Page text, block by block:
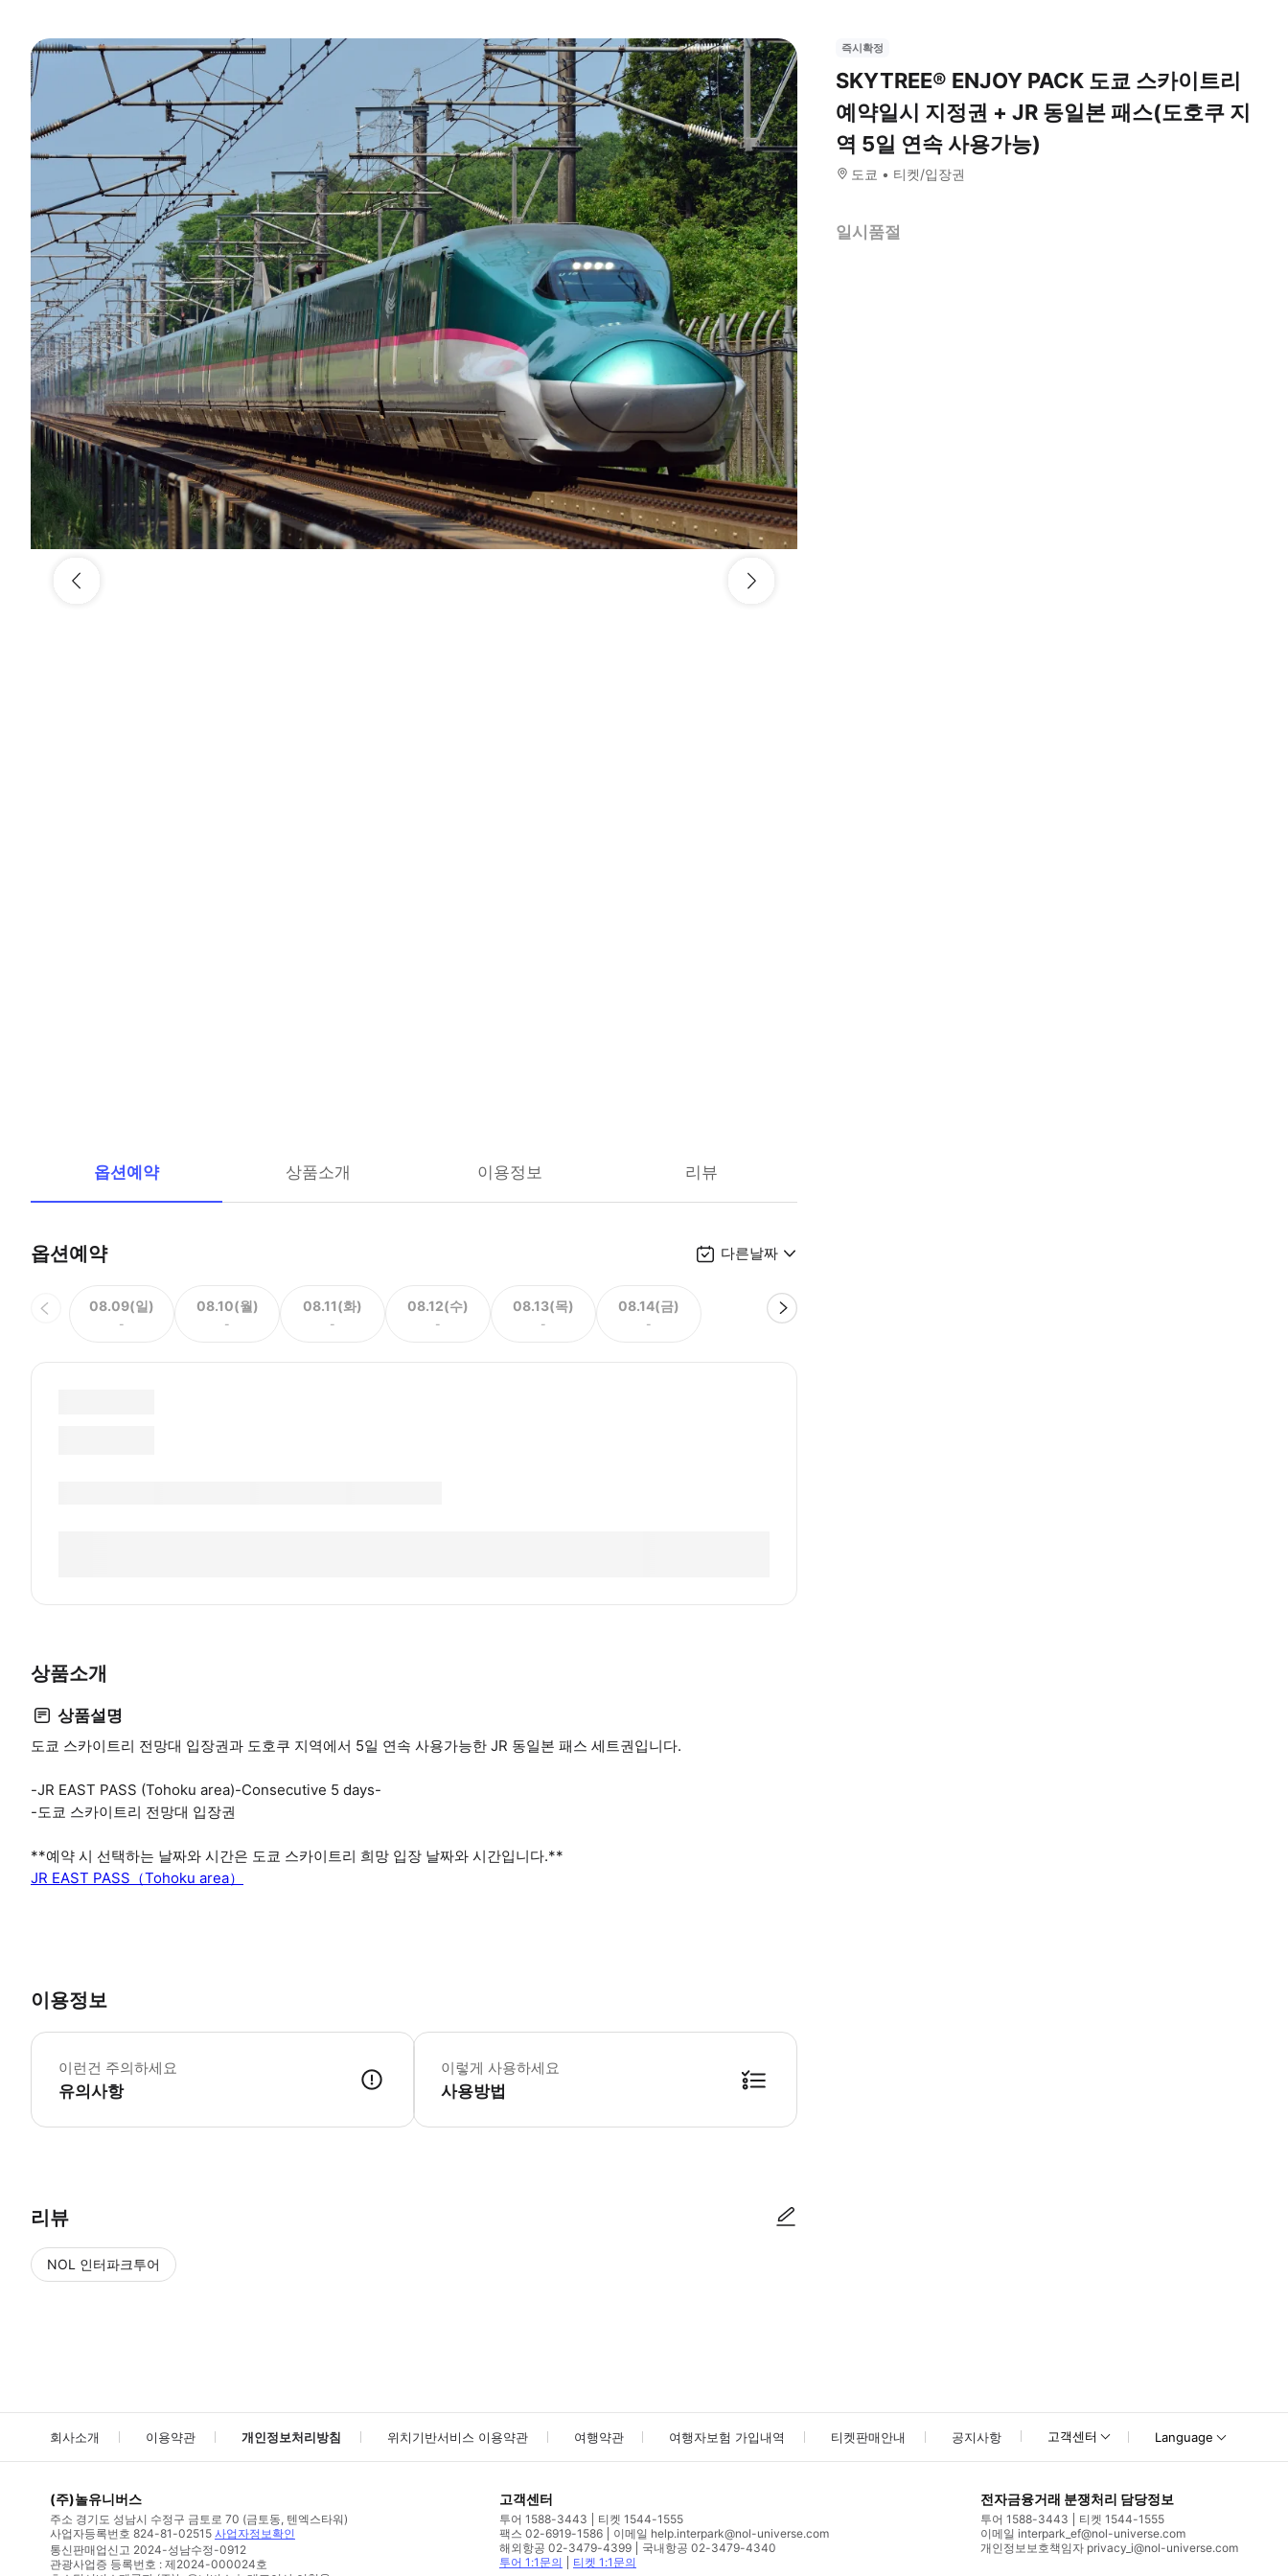
옵션예약 상품소개 이용정보 리뷰
옵션예약 다른날짜
08.09(일)
-
08.10(월)
-
08.11(화)
-
08.12(수)
-
08.13(목)
-
08.14(금)
-
상품소개
상품설명
도쿄 스카이트리 전망대 입장권과 도호쿠 지역에서 5일 연속 사용가능한 JR 동일본 패스 세트권입니다.
-JR EAST PASS (Tohoku area)-Consecutive 5 days-
-도쿄 스카이트리 전망대 입장권
**예약 시 선택하는 날짜와 시간은 도쿄 스카이트리 희망 입장 날짜와 시간입니다.**
JR EAST PASS（Tohoku area）
이용정보
이런건 주의하세요
유의사항
< 도쿄 스카이트리 > 만 5세 이하는 무료입니다. 만 6세 미취학 아동의 경우는 무료, 만 12세 초등학생의 경우는 어린이 요금, 만 18세 이상 고등학생의 경
이렇게 사용하세요
사용방법
리뷰
NOL 인터파크투어
즉시확정
SKYTREE® ENJOY PACK 도쿄 스카이트리
예약일시 지정권 + JR 동일본 패스(도호쿠 지
역 5일 연속 사용가능)
도쿄 티켓/입장권
일시품절
회사소개 이용약관 개인정보처리방침 위치기반서비스 이용약관 여행약관 여행자보험 가입내역 티켓판매안내 공지사항 고객센터 Language
(주)놀유니버스
주소 경기도 성남시 수정구 금토로 70 (금토동, 텐엑스타워)
사업자등록번호 824-81-02515 사업자정보확인
통신판매업신고 2024-성남수정-0912
관광사업증 등록번호 : 제2024-000024호
고객센터
투어 1588-3443
티켓 1544-1555
팩스 02-6919-1586
이메일 help.interpark@nol-universe.com
해외항공 02-3479-4399
국내항공 02-3479-4340
투어 1:1문의
티켓 1:1문의
전자금융거래 분쟁처리 담당정보
투어 1588-3443
티켓 1544-1555
이메일 interpark_ef@nol-universe.com
개인정보보호책임자 privacy_i@nol-universe.com